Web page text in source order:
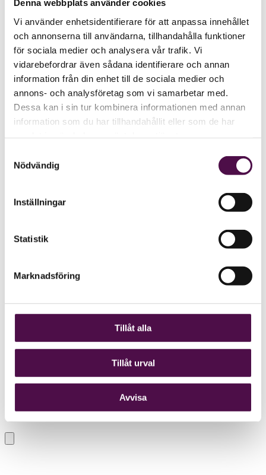
Denna webbplats använder cookies
Vi använder enhetsidentifierare för att anpassa innehållet
och annonserna till användarna, tillhandahålla funktioner
för sociala medier och analysera vår trafik. Vi
vidarebefordrar även sådana identifierare och annan
information från din enhet till de sociala medier och
annons- och analysföretag som vi samarbetar med.
Dessa kan i sin tur kombinera informationen med annan
information som du har tillhandahållit eller som de har
Nödvändig
Inställningar
Statistik
Marknadsföring
Tillåt alla
Tillåt urval
Avvisa